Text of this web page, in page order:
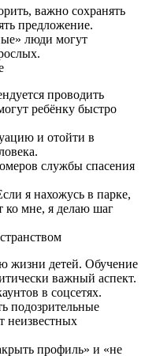
важно сохранять
предложение.
люди могут
проводить
ребёнку быстро
и отойти в
службы спасения
я нахожусь в парке,
ко мне, я делаю шаг
жизни детей. Обучение
важный аспект.
в соцсетях.
подозрительные
неизвестных
профиль» и «не